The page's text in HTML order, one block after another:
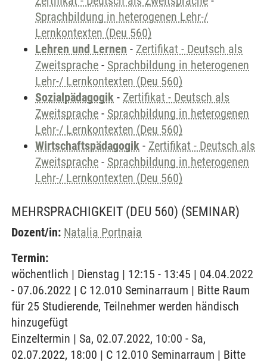
Sprachbildung in heterogenen Lehr-/
Lernkontexten (Deu 560)
Lehren und Lernen - Zertifikat - Deutsch als
Zweitsprache - Sprachbildung in heterogenen
Lehr-/ Lernkontexten (Deu 560)
Sozialpädagogik - Zertifikat - Deutsch als
Zweitsprache - Sprachbildung in heterogenen
Lehr-/ Lernkontexten (Deu 560)
Wirtschaftspädagogik - Zertifikat - Deutsch als
Zweitsprache - Sprachbildung in heterogenen
Lehr-/ Lernkontexten (Deu 560)
MEHRSPRACHIGKEIT (DEU 560) (SEMINAR)
Dozent/in: Natalia Portnaia
Termin:
wöchentlich | Dienstag | 12:15 - 13:45 | 04.04.2022
- 07.06.2022 | C 12.010 Seminarraum | Bitte Raum
für 25 Studierende, Teilnehmer werden händisch
hinzugefügt
Einzeltermin | Sa, 02.07.2022, 10:00 - Sa,
02.07.2022, 18:00 | C 12.010 Seminarraum | Bitte